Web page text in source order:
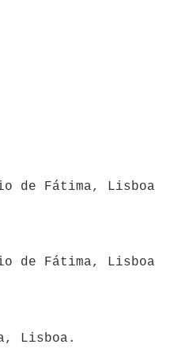
de Fátima, Lisboa
de Fátima, Lisboa
Lisboa.